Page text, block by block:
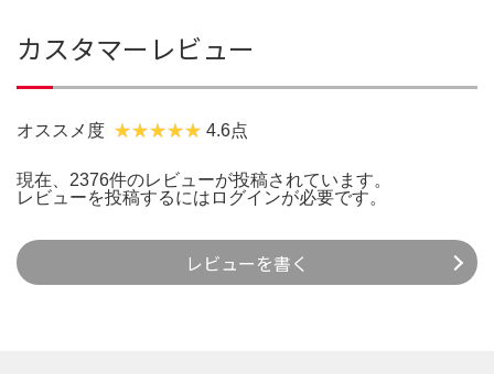
カスタマーレビュー
オススメ度 4.6点
現在、2376件のレビューが投稿されています。
レビューを投稿するには ログインが必要です。
レビューを書く